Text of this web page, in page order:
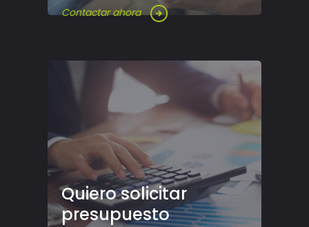
Contactar ahora
Quiero solicitar
presupuesto